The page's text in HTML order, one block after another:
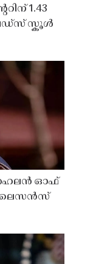
1.43
സ്കൂൾ
'ഹെലൻ ഓഫ്
ലൈസൻസ്